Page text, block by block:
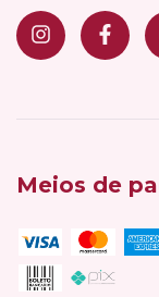
Meios de